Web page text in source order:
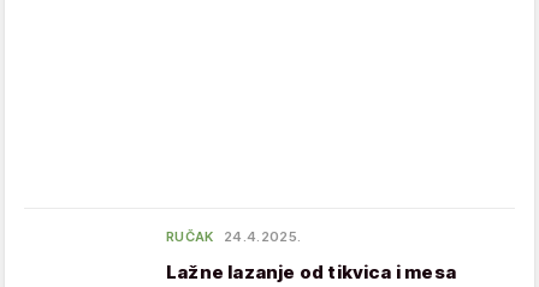
RUČAK 24.4.2025.
Lažne lazanje od tikvica i mesa